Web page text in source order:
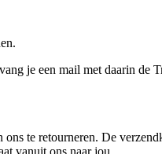
je een mail met daarin de
te retourneren. De